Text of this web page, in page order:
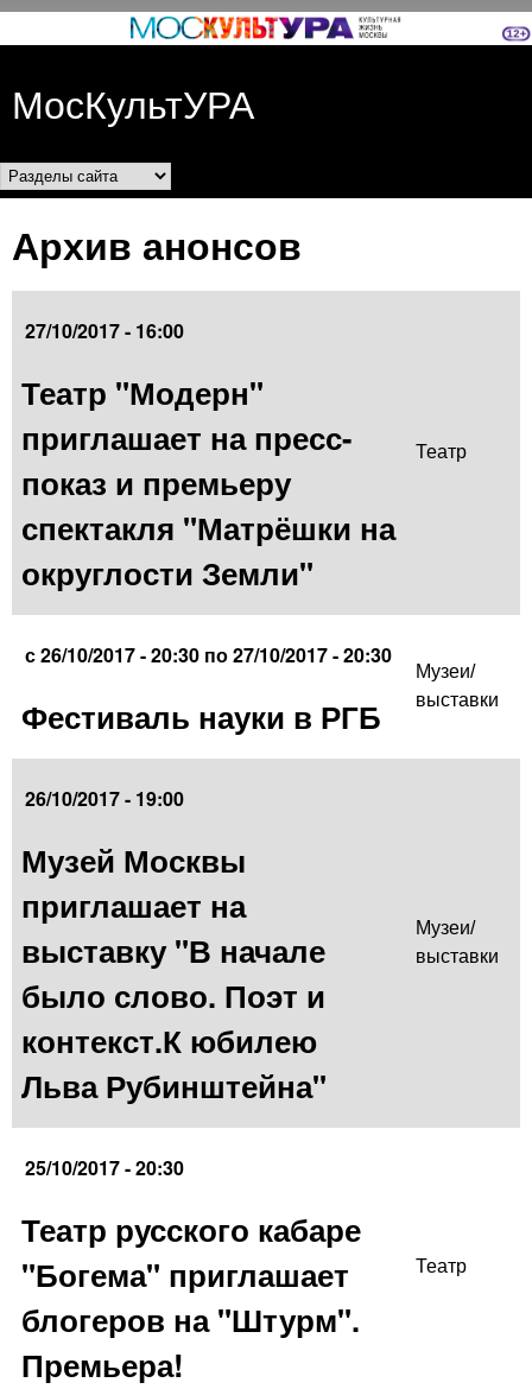
Перейти к основному
МосКультУРА
Разделы сайта
Архив анонсов
27/10/2017 - 16:00
Театр "Модерн"
приглашает на пресс-
показ и премьеру
спектакля "Матрёшки на
округлости Земли"
Театр
с26/10/2017 - 20:30 по27/10/2017 - 20:30
Фестиваль науки в РГБ
Музеи/
выставки
26/10/2017 - 19:00
Музей Москвы
приглашает на
выставку "В начале
было слово. Поэт и
контекст.К юбилею
Льва Рубинштейна"
Музеи/
выставки
25/10/2017 - 20:30
Театр русского кабаре
"Богема" приглашает
блогеров на "Штурм".
Премьера!
Театр